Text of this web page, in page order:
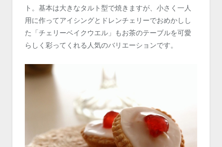
ト。基本は大きなタルト型で焼きますが、小さく一人
用に作ってアイシングとドレンチェリーでおめかしし
た「チェリーベイクウエル」もお茶のテーブルを可愛
らしく彩ってくれる人気のバリエーションです。